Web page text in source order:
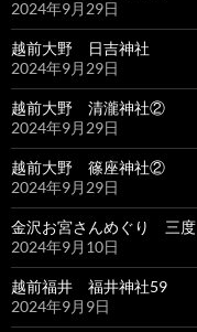
2024年9月29日
越前大野 日吉神社
2024年9月29日
越前大野 清瀧神社②
2024年9月29日
越前大野 篠座神社②
2024年9月29日
金沢お宮さんめぐり 三度
2024年9月10日
越前福井 福井神社59
2024年9月9日